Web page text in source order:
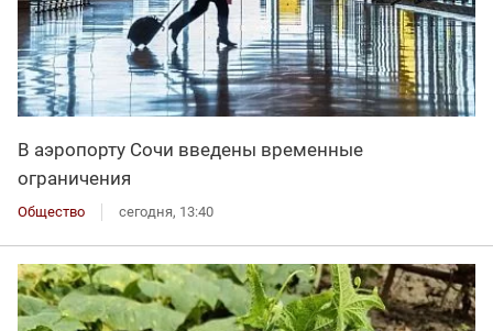
В аэропорту Сочи введены временные
ограничения
Общество сегодня, 13:40